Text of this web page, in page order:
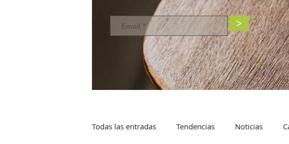
>
Todas las entradas Tendencias Noticias